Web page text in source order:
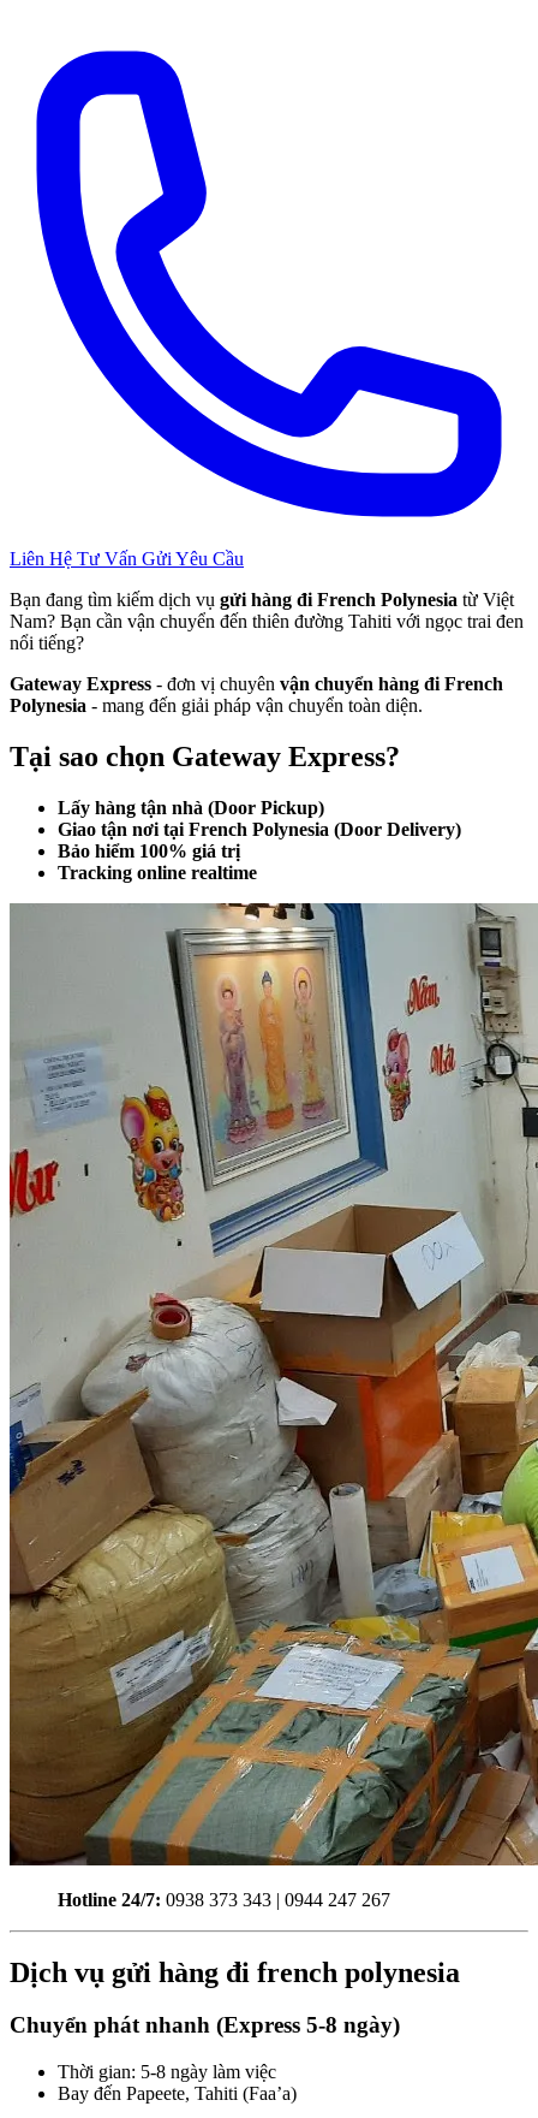
Liên Hệ Tư Vấn Gửi Yêu Cầu
Bạn đang tìm kiếm dịch vụ gửi hàng đi French Polynesia từ Việt
Nam? Bạn cần vận chuyển đến thiên đường Tahiti với ngọc trai đen
nổi tiếng?
Gateway Express - đơn vị chuyên vận chuyển hàng đi French
Polynesia - mang đến giải pháp vận chuyển toàn diện.
Tại sao chọn Gateway Express?
Lấy hàng tận nhà (Door Pickup)
Giao tận nơi tại French Polynesia (Door Delivery)
Bảo hiểm 100% giá trị
Tracking online realtime
Hotline 24/7: 0938 373 343 | 0944 247 267
Dịch vụ gửi hàng đi french polynesia
Chuyển phát nhanh (Express 5-8 ngày)
Thời gian: 5-8 ngày làm việc
Bay đến Papeete, Tahiti (Faa’a)